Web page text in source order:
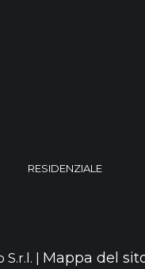
RESIDENZIALE
| Mappa del